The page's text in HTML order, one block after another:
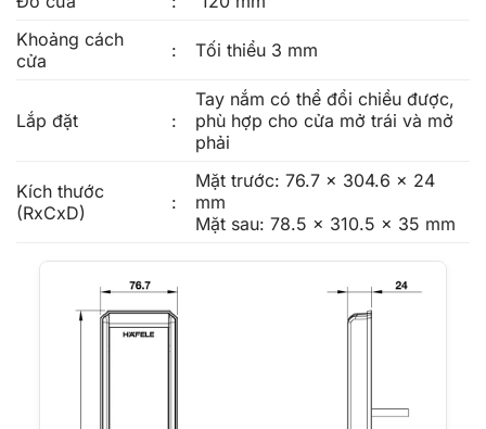
Khoảng cách
cửa
: Tối thiểu 3 mm
Lắp đặt :
Tay nắm có thể đổi chiều được,
phù hợp cho cửa mở trái và mở
phải
Kích thước
(RxCxD)
:
Mặt trước: 76.7 x 304.6 x 24
mm
Mặt sau: 78.5 x 310.5 x 35 mm